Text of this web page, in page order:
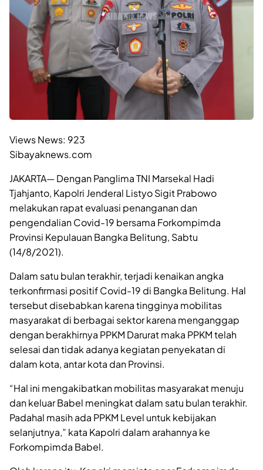
Views News: 923
Sibayaknews.com
JAKARTA— Dengan Panglima TNI Marsekal Hadi
Tjahjanto, Kapolri Jenderal Listyo Sigit Prabowo
melakukan rapat evaluasi penanganan dan
pengendalian Covid-19 bersama Forkompimda
Provinsi Kepulauan Bangka Belitung, Sabtu
(14/8/2021).
Dalam satu bulan terakhir, terjadi kenaikan angka
terkonfirmasi positif Covid-19 di Bangka Belitung. Hal
tersebut disebabkan karena tingginya mobilitas
masyarakat di berbagai sektor karena menganggap
dengan berakhirnya PPKM Darurat maka PPKM telah
selesai dan tidak adanya kegiatan penyekatan di
dalam kota, antar kota dan Provinsi.
“Hal ini mengakibatkan mobilitas masyarakat menuju
dan keluar Babel meningkat dalam satu bulan terakhir.
Padahal masih ada PPKM Level untuk kebijakan
selanjutnya,” kata Kapolri dalam arahannya ke
Forkompimda Babel.